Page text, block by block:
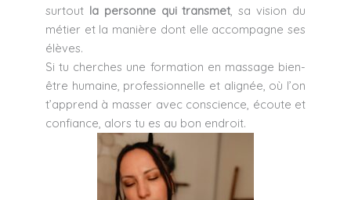
surtout la personne qui transmet, sa vision du
métier et la manière dont elle accompagne ses
élèves.
Si tu cherches une formation en massage bien-
être humaine, professionnelle et alignée, où l’on
t’apprend à masser avec conscience, écoute et
confiance, alors tu es au bon endroit.